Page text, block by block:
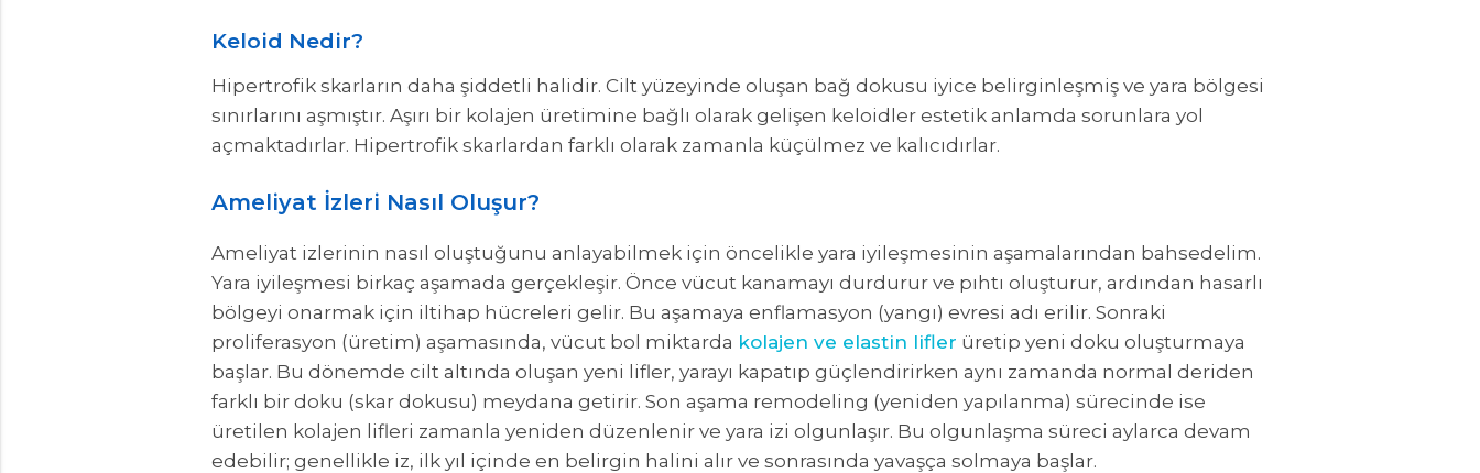
Keloid Nedir?
Hipertrofik skarların daha şiddetli halidir. Cilt yüzeyinde oluşan bağ dokusu iyice belirginleşmiş ve yara bölgesi
sınırlarını aşmıştır. Aşırı bir kolajen üretimine bağlı olarak gelişen keloidler estetik anlamda sorunlara yol
açmaktadırlar. Hipertrofik skarlardan farklı olarak zamanla küçülmez ve kalıcıdırlar.
Ameliyat İzleri Nasıl Oluşur?
Ameliyat izlerinin nasıl oluştuğunu anlayabilmek için öncelikle yara iyileşmesinin aşamalarından bahsedelim.
Yara iyileşmesi birkaç aşamada gerçekleşir. Önce vücut kanamayı durdurur ve pıhtı oluşturur, ardından hasarlı
bölgeyi onarmak için iltihap hücreleri gelir. Bu aşamaya enflamasyon (yangı) evresi adı erilir. Sonraki
proliferasyon (üretim) aşamasında, vücut bol miktarda kolajen ve elastin lifler üretip yeni doku oluşturmaya
başlar. Bu dönemde cilt altında oluşan yeni lifler, yarayı kapatıp güçlendirirken aynı zamanda normal deriden
farklı bir doku (skar dokusu) meydana getirir. Son aşama remodeling (yeniden yapılanma) sürecinde ise
üretilen kolajen lifleri zamanla yeniden düzenlenir ve yara izi olgunlaşır. Bu olgunlaşma süreci aylarca devam
edebilir; genellikle iz, ilk yıl içinde en belirgin halini alır ve sonrasında yavaşça solmaya başlar.